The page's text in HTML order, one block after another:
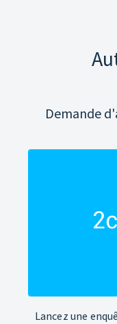
Demande
Lancez une